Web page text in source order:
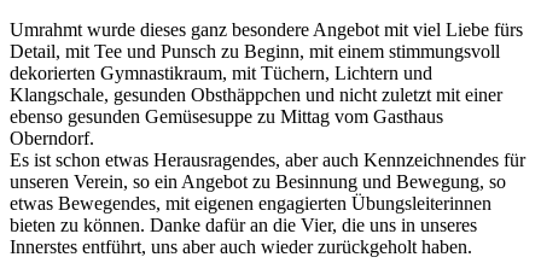
Umrahmt wurde dieses ganz besondere Angebot mit viel Liebe fürs
Detail, mit Tee und Punsch zu Beginn, mit einem stimmungsvoll
dekorierten Gymnastikraum, mit Tüchern, Lichtern und
Klangschale, gesunden Obsthäppchen und nicht zuletzt mit einer
ebenso gesunden Gemüsesuppe zu Mittag vom Gasthaus
Oberndorf.
Es ist schon etwas Herausragendes, aber auch Kennzeichnendes für
unseren Verein, so ein Angebot zu Besinnung und Bewegung, so
etwas Bewegendes, mit eigenen engagierten Übungsleiterinnen
bieten zu können. Danke dafür an die Vier, die uns in unseres
Innerstes entführt, uns aber auch wieder zurückgeholt haben.